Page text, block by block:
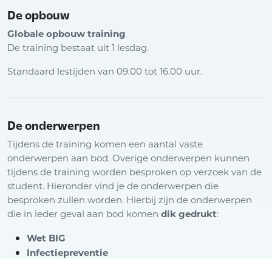
De opbouw
Globale opbouw training
De training bestaat uit 1 lesdag.
Standaard lestijden van 09.00 tot 16.00 uur.
De onderwerpen
Tijdens de training komen een aantal vaste
onderwerpen aan bod. Overige onderwerpen kunnen
tijdens de training worden besproken op verzoek van de
student. Hieronder vind je de onderwerpen die
besproken zullen worden. Hierbij zijn de onderwerpen
die in ieder geval aan bod komen dik gedrukt:
Wet BIG
Infectiepreventie